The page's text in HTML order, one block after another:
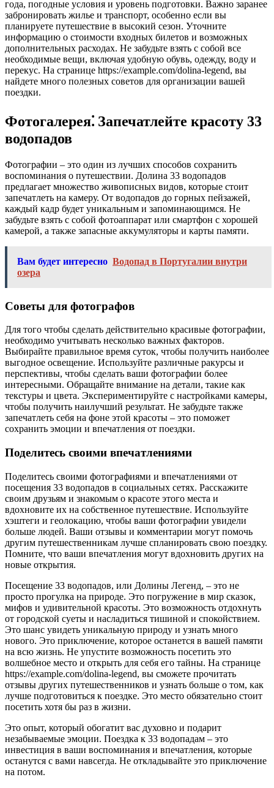
года, погодные условия и уровень подготовки. Важно заранее
забронировать жилье и транспорт, особенно если вы
планируете путешествие в высокий сезон. Уточните
информацию о стоимости входных билетов и возможных
дополнительных расходах. Не забудьте взять с собой все
необходимые вещи, включая удобную обувь, одежду, воду и
перекус. На странице https://example.com/dolina-legend, вы
найдете много полезных советов для организации вашей
поездки.
Фотогалерея⁚ Запечатлейте красоту 33
водопадов
Фотографии – это один из лучших способов сохранить
воспоминания о путешествии. Долина 33 водопадов
предлагает множество живописных видов, которые стоит
запечатлеть на камеру. От водопадов до горных пейзажей,
каждый кадр будет уникальным и запоминающимся. Не
забудьте взять с собой фотоаппарат или смартфон с хорошей
камерой, а также запасные аккумуляторы и карты памяти.
Вам будет интересно Водопад в Португалии внутри
озера
Советы для фотографов
Для того чтобы сделать действительно красивые фотографии,
необходимо учитывать несколько важных факторов.
Выбирайте правильное время суток, чтобы получить наиболее
выгодное освещение. Используйте различные ракурсы и
перспективы, чтобы сделать ваши фотографии более
интересными. Обращайте внимание на детали, такие как
текстуры и цвета. Экспериментируйте с настройками камеры,
чтобы получить наилучший результат. Не забудьте также
запечатлеть себя на фоне этой красоты – это поможет
сохранить эмоции и впечатления от поездки.
Поделитесь своими впечатлениями
Поделитесь своими фотографиями и впечатлениями от
посещения 33 водопадов в социальных сетях. Расскажите
своим друзьям и знакомым о красоте этого места и
вдохновите их на собственное путешествие. Используйте
хэштеги и геолокацию, чтобы ваши фотографии увидели
больше людей. Ваши отзывы и комментарии могут помочь
другим путешественникам лучше спланировать свою поездку.
Помните, что ваши впечатления могут вдохновить других на
новые открытия.
Посещение 33 водопадов, или Долины Легенд, – это не
просто прогулка на природе. Это погружение в мир сказок,
мифов и удивительной красоты. Это возможность отдохнуть
от городской суеты и насладиться тишиной и спокойствием.
Это шанс увидеть уникальную природу и узнать много
нового. Это приключение, которое останется в вашей памяти
на всю жизнь. Не упустите возможность посетить это
волшебное место и открыть для себя его тайны. На странице
https://example.com/dolina-legend, вы сможете прочитать
отзывы других путешественников и узнать больше о том, как
лучше подготовиться к поездке. Это место обязательно стоит
посетить хотя бы раз в жизни.
Это опыт, который обогатит вас духовно и подарит
незабываемые эмоции. Поездка к 33 водопадам – это
инвестиция в ваши воспоминания и впечатления, которые
останутся с вами навсегда. Не откладывайте это приключение
на потом.